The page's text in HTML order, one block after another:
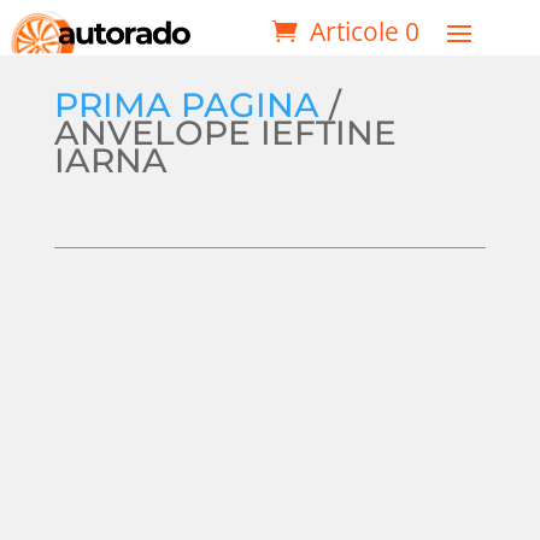
Articole 0
PRIMA PAGINA/
ANVELOPE IEFTINE
IARNA